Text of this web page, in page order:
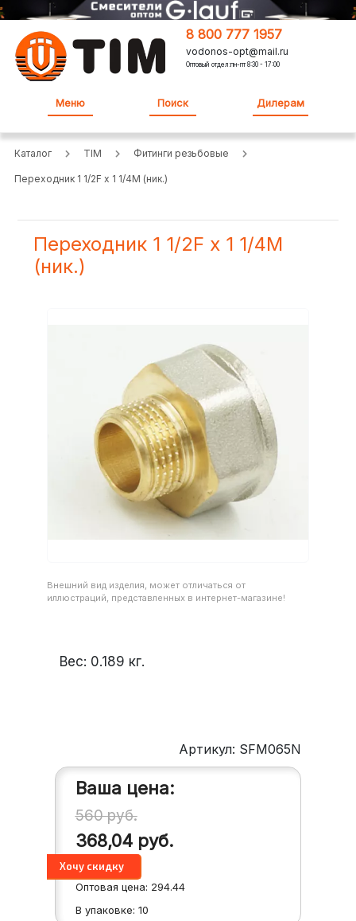
8 800 777 1957
vodonos-opt@mail.ru
Оптовый отдел:пн-пт 8:30 - 17:00
Меню Поиск Дилерам
Каталог TIM Фитинги резьбовые
Переходник 1 1/2F х 1 1/4M (ник.)
Переходник 1 1/2F х 1 1/4M
(ник.)
Внешний вид изделия, может отличаться от
иллюстраций, представленных в интернет-магазине!
Вес: 0.189 кг.
Артикул: SFM065N
Ваша цена:
560руб.
368,04 руб.
Оптовая цена: 294.44
В упаковке: 10